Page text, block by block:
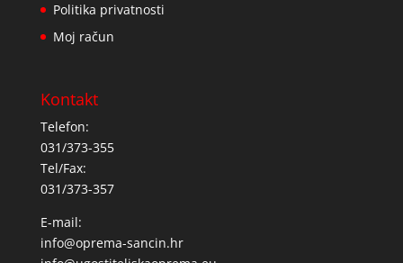
Politika privatnosti
Moj račun
Kontakt
Telefon:
031/373-355
Tel/Fax:
031/373-357
E-mail:
info@oprema-sancin.hr